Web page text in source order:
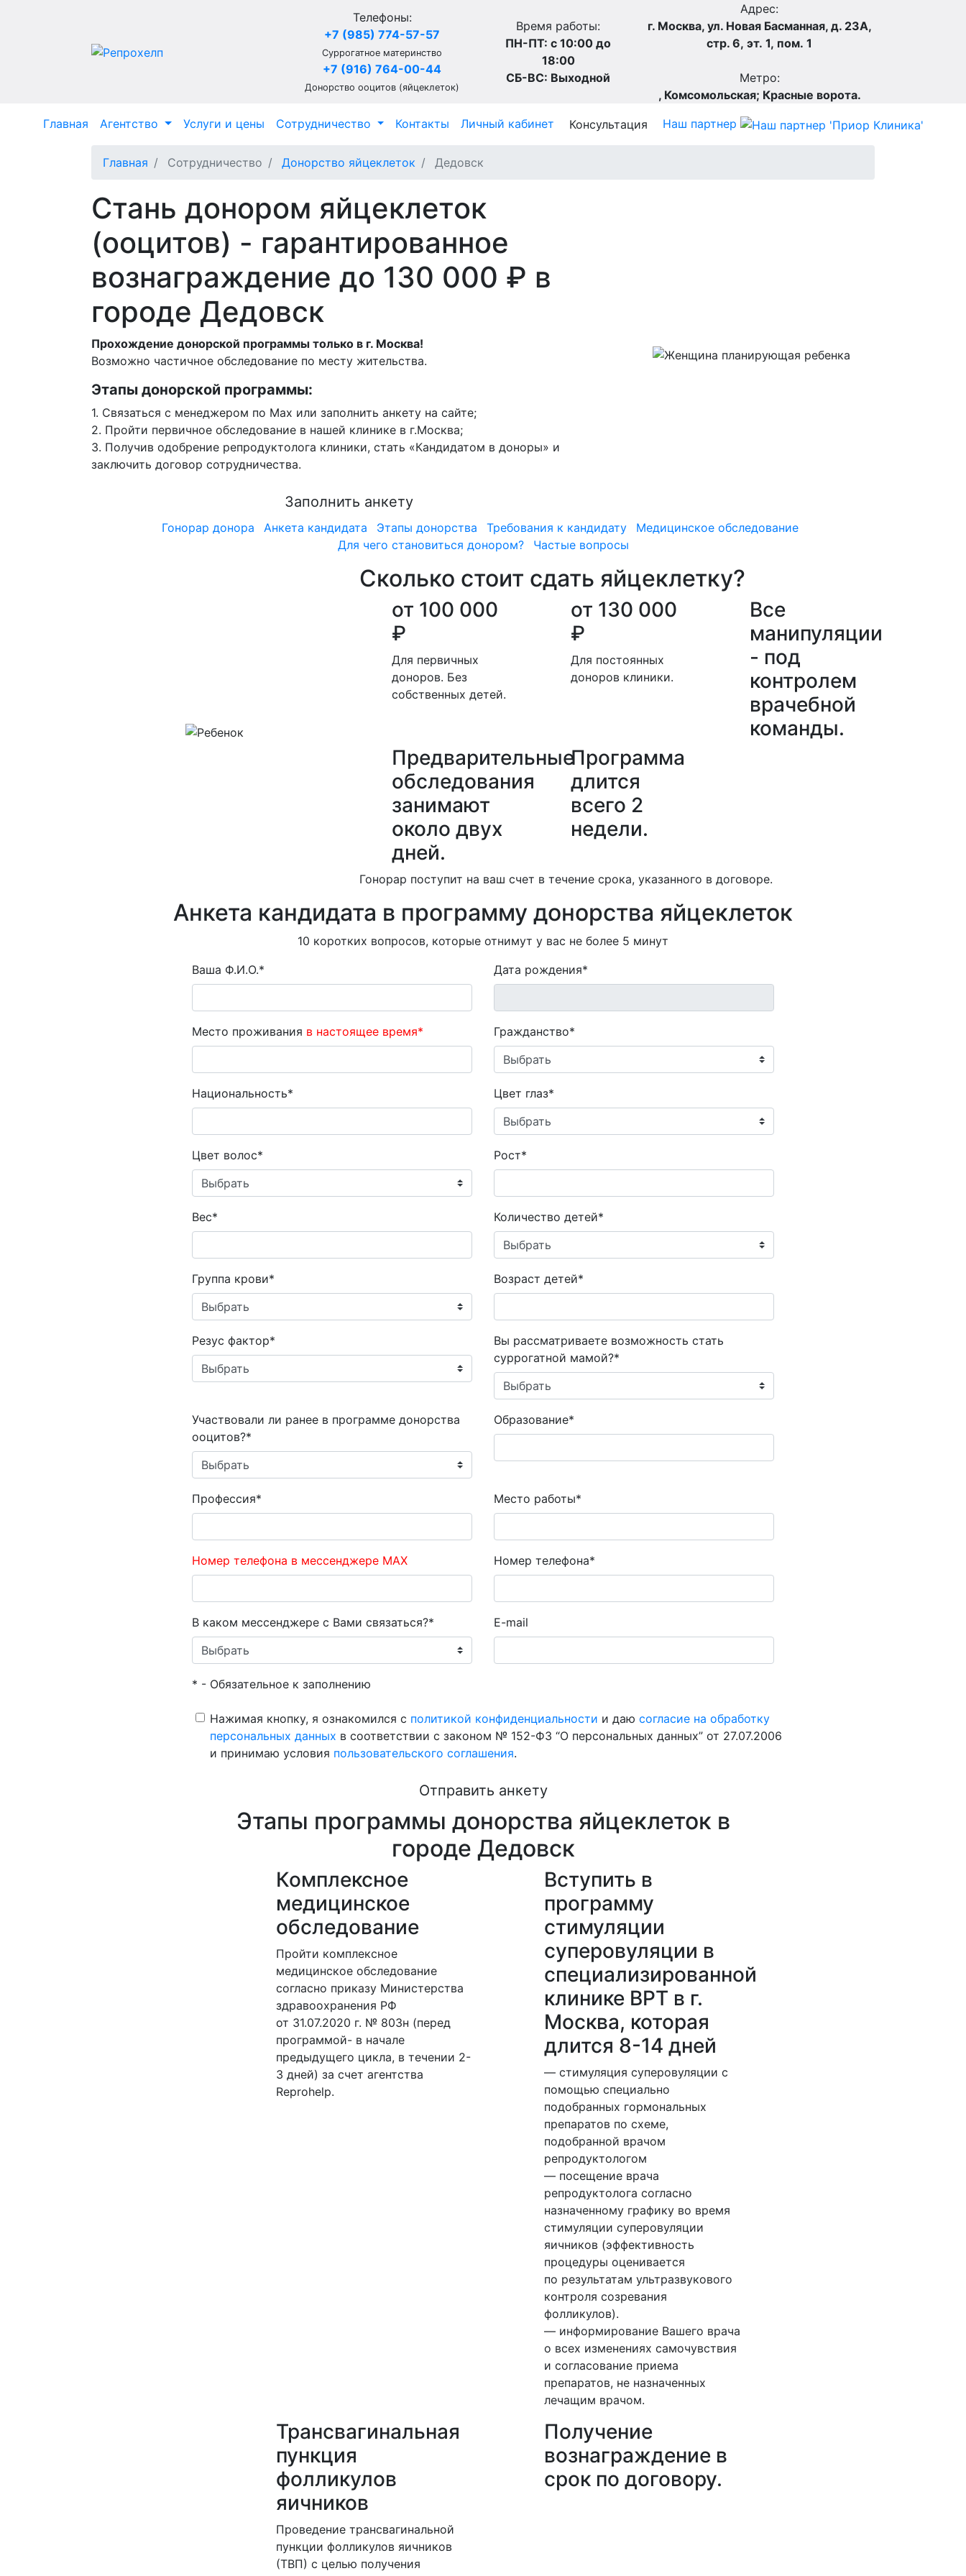
Телефоны:
+7 (985) 774-57-57
Суррогатное материнство
+7 (916) 764-00-44
Донорство ооцитов (яйцеклеток)
Время работы:
ПН-ПТ: с 10:00 до
18:00
СБ-ВС: Выходной
Адрес:
г. Москва, ул. Новая Басманная, д. 23А,
стр. 6, эт. 1, пом. 1
Метро:
, Комсомольская; Красные ворота.
Главная
Агентство Услуги и цены Сотрудничество Контакты Личный кабинет Консультация Наш партнер
Главная Сотрудничество Донорство яйцеклеток Дедовск
Стань донором яйцеклеток
(ооцитов) - гарантированное
вознаграждение до 130 000 ₽ в
городе Дедовск
Прохождение донорской программы только в г. Москва!
Возможно частичное обследование по месту жительства.
Этапы донорской программы:
1. Cвязаться с менеджером по Max или заполнить анкету на сайте;
2. Пройти первичное обследование в нашей клинике в г.Москва;
3. Получив одобрение репродуктолога клиники, стать «Кандидатом в доноры» и
заключить договор сотрудничества.
Заполнить анкету
Гонорар донора Анкета кандидата Этапы донорства Требования к кандидату
Медицинское обследование
Для чего становиться донором?
Частые вопросы
Сколько стоит сдать яйцеклетку?
от 100 000
₽
Для первичных
доноров. Без
собственных детей.
от 130 000
₽
Для постоянных
доноров клиники.
Все
манипуляции
- под
контролем
врачебной
команды.
Предварительные
обследования
занимают
около двух
дней.
Программа
длится
всего 2
недели.
Гонорар поступит на ваш счет в течение срока, указанного в договоре.
Анкета кандидата в программу донорства яйцеклеток
10 коротких вопросов, которые отнимут у вас не более 5 минут
Ваша Ф.И.О.*
Дата рождения*
Место проживания в настоящее время* Гражданство*
Национальность* Цвет глаз*
Цвет волос* Рост*
Вес* Количество детей*
Группа крови* Возраст детей*
Резус фактор*
Вы рассматриваете возможность стать
суррогатной мамой?*
Участвовали ли ранее в программе донорства
ооцитов?*
Образование*
Профессия* Место работы*
Номер телефона в мессенджере MAX Номер телефона*
В каком мессенджере с Вами связаться?* E-mail
* - Обязательное к заполнению
Нажимая кнопку, я ознакомился с политикой конфиденциальности и даю согласие на обработку
персональных данных в соответствии с законом № 152-ФЗ “О персональных данных” от 27.07.2006
и принимаю условия пользовательского соглашения.
Отправить анкету
Этапы программы донорства яйцеклеток в
городе Дедовск
Комплексное
медицинское
обследование
Пройти комплексное
медицинское обследование
согласно приказу Министерства
здравоохранения РФ
от 31.07.2020 г. № 803н (перед
программой- в начале
предыдущего цикла, в течении 2-
3 дней) за счет агентства
Reprohelp.
Вступить в
программу
стимуляции
суперовуляции в
специализированной
клинике ВРТ в г.
Москва, которая
длится 8-14 дней
— стимуляция суперовуляции с
помощью специально
подобранных гормональных
препаратов по схеме,
подобранной врачом
репродуктологом
— посещение врача
репродуктолога согласно
назначенному графику во время
стимуляции суперовуляции
яичников (эффективность
процедуры оценивается
по результатам ультразвукового
контроля созревания
фолликулов).
— информирование Вашего врача
о всех изменениях самочувствия
и согласование приема
препаратов, не назначенных
лечащим врачом.
Трансвагинальная
пункция
фолликулов
яичников
Проведение трансвагинальной
пункции фолликулов яичников
(ТВП) с целью получения
Получение
вознаграждение в
срок по договору.